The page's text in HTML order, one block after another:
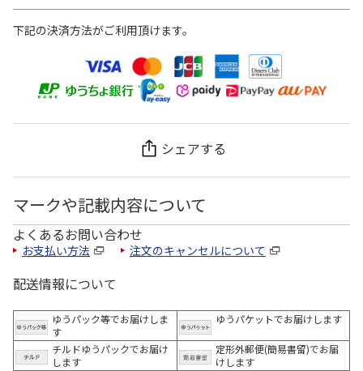
下記の決済方法がご利用頂けます。
シェアする
マークや記載内容について
よくあるお問い合わせ
お支払い方法 注文のキャンセルについて
配送情報について
ゆうパック等でお届けしま
す
ゆうパケットでお届けします
チルドゆうパックでお届け
します
定形外郵便(簡易書留)でお届
けします